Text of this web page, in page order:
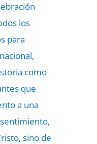
los
para
como
que
a una
sino de